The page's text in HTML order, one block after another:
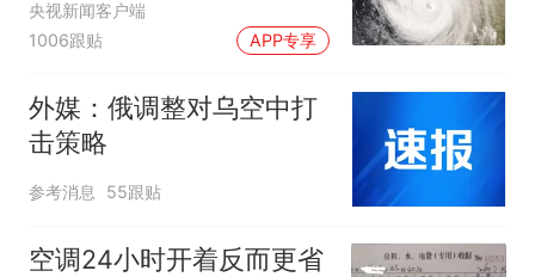
央视新闻客户端
1006跟贴
APP专享
外媒：俄调整对乌空中打
击策略
参考消息 55跟贴
空调24小时开着反而更省